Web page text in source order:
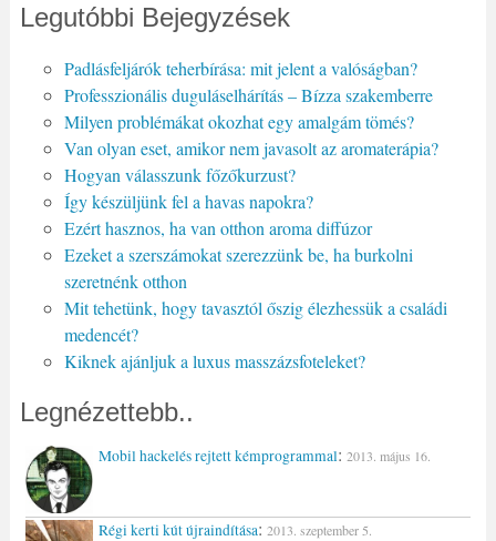
Legutóbbi Bejegyzések
Padlásfeljárók teherbírása: mit jelent a valóságban?
Professzionális duguláselhárítás – Bízza szakemberre
Milyen problémákat okozhat egy amalgám tömés?
Van olyan eset, amikor nem javasolt az aromaterápia?
Hogyan válasszunk főzőkurzust?
Így készüljünk fel a havas napokra?
Ezért hasznos, ha van otthon aroma diffúzor
Ezeket a szerszámokat szerezzünk be, ha burkolni
szeretnénk otthon
Mit tehetünk, hogy tavasztól őszig élezhessük a családi
medencét?
Kiknek ajánljuk a luxus masszázsfoteleket?
Legnézettebb..
Mobil hackelés rejtett kémprogrammal: 2013. május 16.
Régi kerti kút újraindítása: 2013. szeptember 5.